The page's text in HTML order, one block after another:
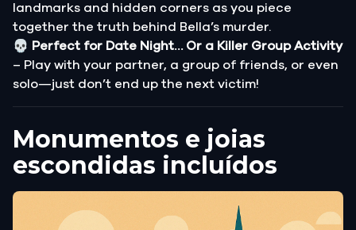
landmarks and hidden corners as you piece
together the truth behind Bella’s murder.
💀 Perfect for Date Night… Or a Killer Group Activity
– Play with your partner, a group of friends, or even
solo—just don’t end up the next victim!
Monumentos e joias
escondidas incluídos